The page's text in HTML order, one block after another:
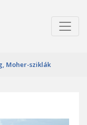
Moher-sziklák